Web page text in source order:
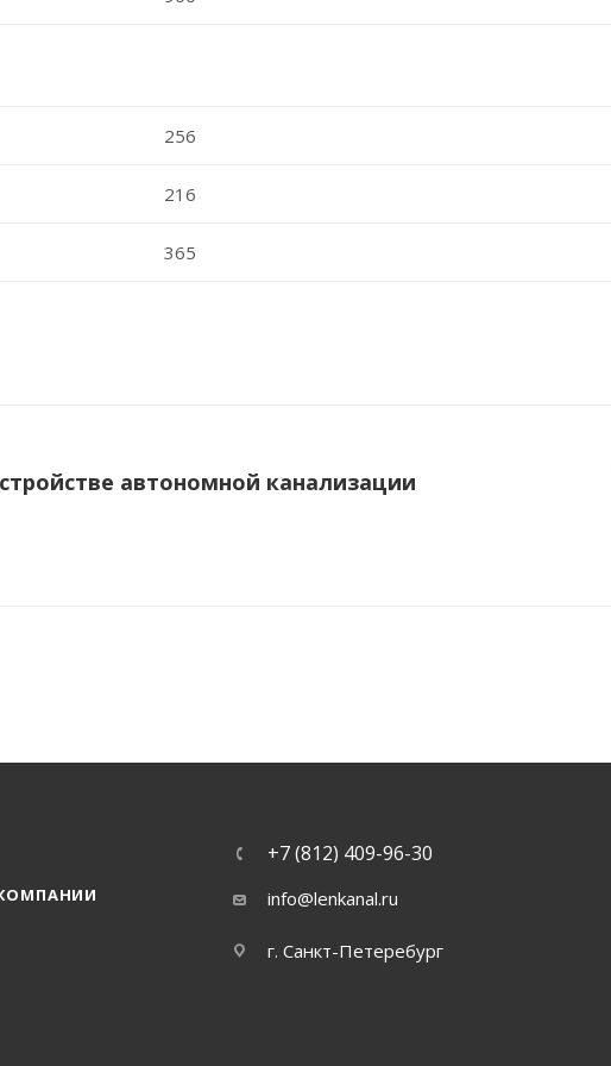
256
216
365
автономной канализации
+7 (812) 409-96-30
info@lenkanal.ru
г. Санкт-Петеребург